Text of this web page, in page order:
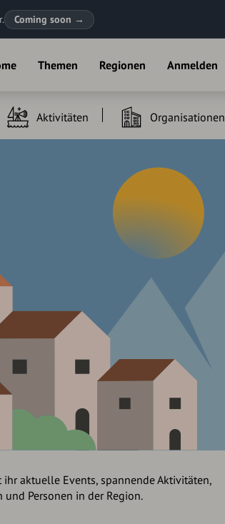
Coming soon →
Themen Regionen Anmelden
Aktivitäten Organisationen
ihr aktuelle Events, spannende Aktivitäten,
Personen in der Region.